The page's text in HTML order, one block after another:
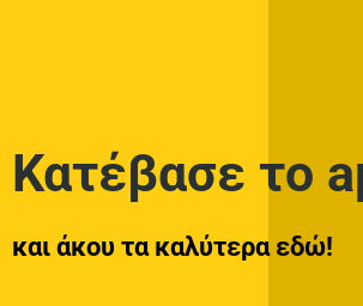
Κατέβασε το
και άκου τα καλύτερα εδώ!